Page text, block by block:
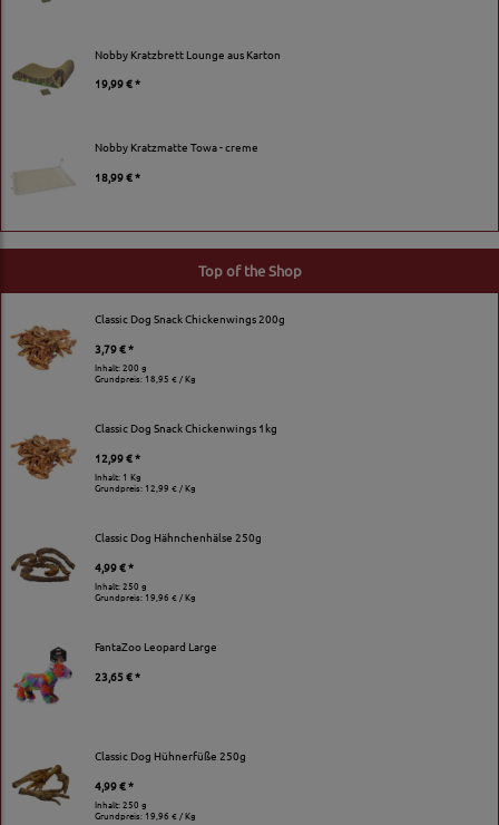
Nobby Kratzbrett Lounge aus Karton
19,99 € *
Nobby Kratzmatte Towa - creme
18,99 € *
Top of the Shop
Classic Dog Snack Chickenwings 200g
3,79 € *
Inhalt: 200 g
Grundpreis:18,95 € / Kg
Classic Dog Snack Chickenwings 1kg
12,99 € *
Inhalt: 1 Kg
Grundpreis: 12,99 € / Kg
Classic Dog Hähnchenhälse 250g
4,99 € *
Inhalt: 250 g
Grundpreis:19,96 € / Kg
FantaZoo Leopard Large
23,65 € *
Classic Dog Hühnerfüße 250g
4,99 € *
Inhalt: 250 g
Grundpreis:19,96 € / Kg